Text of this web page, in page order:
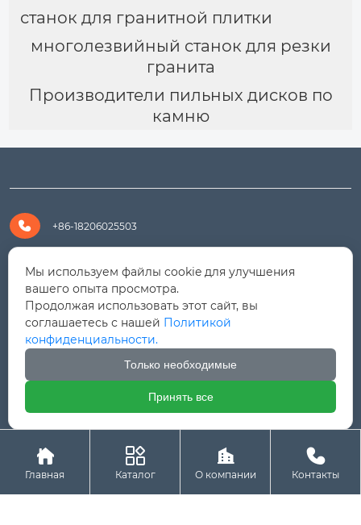
станок для гранитной плитки
многолезвийный станок для резки
гранита
Производители пильных дисков по
камню
 +86-18206025503
 +8618206025503
 yanali@hualongm.com

351144, Китай, пров.Фуцзянь, г. Путянь, район Личэн,
промышленная зона Хуанши

Авторское право © ООО "Fujian Province HuaLong

Главная

Каталог

О компании

Контакты
Мы используем файлы cookie для улучшения
вашего опыта просмотра.
Продолжая использовать этот сайт, вы
соглашаетесь с нашей Политикой
конфиденциальности.
Только необходимые
Принять все